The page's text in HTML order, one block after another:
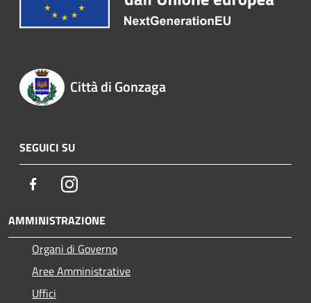
Città di Gonzaga
SEGUICI SU
FacebookInstagram
AMMINISTRAZIONE
Organi di Governo
Aree Amministrative
Uffici